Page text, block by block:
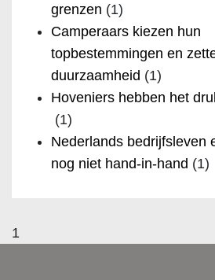
grenzen (1)
Camperaars kiezen hun
topbestemmingen en
duurzaamheid (1)
Hoveniers hebben het
(1)
Nederlands bedrijfsleven
nog niet hand-in-hand (1)
1